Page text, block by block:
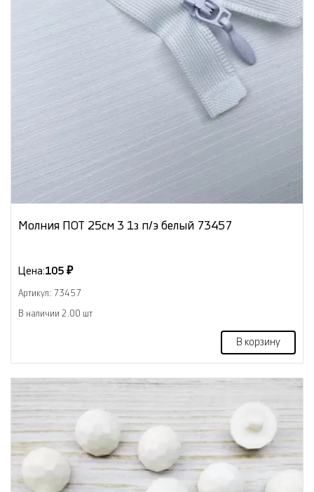
Молния ПОТ 25см 3 1з п/э белый 73457
Цена:105 ₽
Артикул: 73457
В наличии 2.00 шт
В корзину